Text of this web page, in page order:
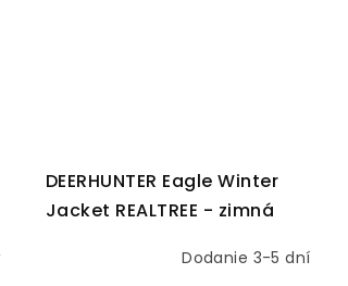
DEERHUNTER Eagle Winter
Jacket REALTREE - zimná
Dodanie 3-5 dní